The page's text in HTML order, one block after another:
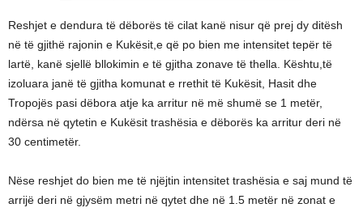
Reshjet e dendura të dëborës të cilat kanë nisur që prej dy ditësh
në të gjithë rajonin e Kukësit,e që po bien me intensitet tepër të
lartë, kanë sjellë bllokimin e të gjitha zonave të thella. Kështu,të
izoluara janë të gjitha komunat e rrethit të Kukësit, Hasit dhe
Tropojës pasi dëbora atje ka arritur në më shumë se 1 metër,
ndërsa në qytetin e Kukësit trashësia e dëborës ka arritur deri në
30 centimetër.
Nëse reshjet do bien me të njëjtin intensitet trashësia e saj mund të
arrijë deri në gjysëm metri në qytet dhe në 1.5 metër në zonat e